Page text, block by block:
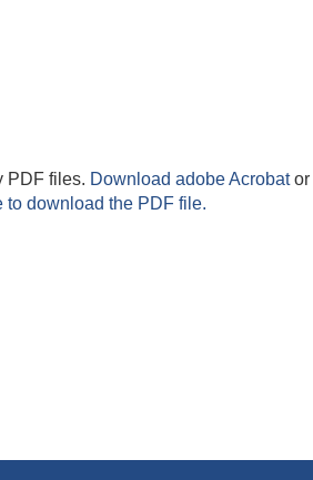
PDF files. Download adobe Acrobator
to download the PDF file.